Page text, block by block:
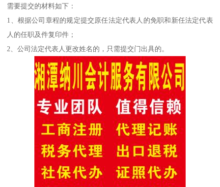
需要提交的材料如下：
1、根据公司章程的规定提交原任法定代表人的免职和新任法定代表
人的任职及件复印件；
2、公司法定代表人更改姓名的，只需提交门出具的。